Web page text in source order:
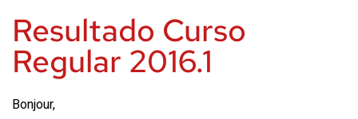
Resultado Curso
Regular 2016.1
Bonjour,